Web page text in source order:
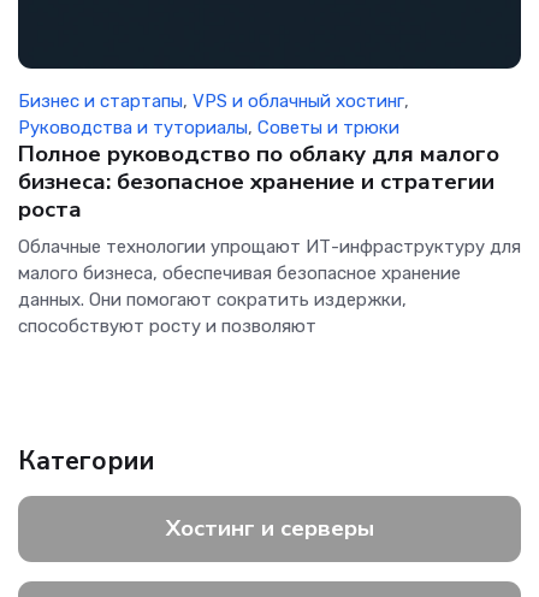
Бизнес и стартапы, VPS и облачный хостинг,
Руководства и туториалы, Советы и трюки
Полное руководство по облаку для малого
бизнеса: безопасное хранение и стратегии
роста
Облачные технологии упрощают ИТ-инфраструктуру для
малого бизнеса, обеспечивая безопасное хранение
данных. Они помогают сократить издержки,
способствуют росту и позволяют
Категории
Хостинг и серверы